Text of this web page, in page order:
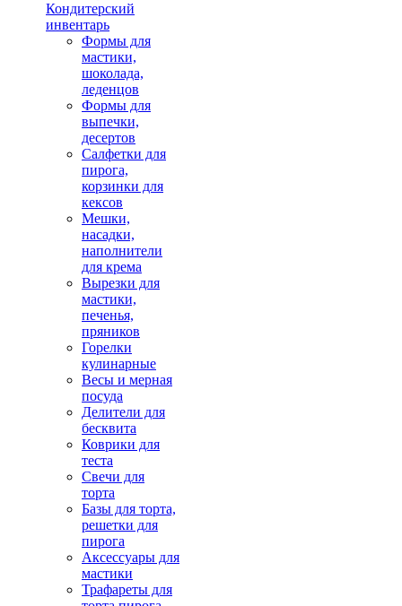
Кондитерский
инвентарь
Формы для
мастики,
шоколада,
леденцов
Формы для
выпечки,
десертов
Салфетки для
пирога,
корзинки для
кексов
Мешки,
насадки,
наполнители
для крема
Вырезки для
мастики,
печенья,
пряников
Горелки
кулинарные
Весы и мерная
посуда
Делители для
бесквита
Коврики для
теста
Свечи для
торта
Базы для торта,
решетки для
пирога
Аксессуары для
мастики
Трафареты для